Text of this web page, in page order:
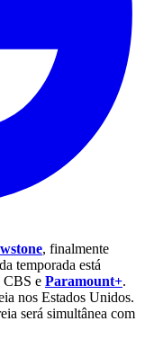
, finalmente
temporada está
CBS e Paramount+.
nos Estados Unidos.
será simultânea com